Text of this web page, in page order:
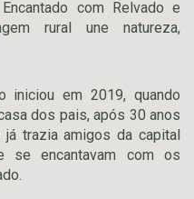
com Relvado e
rural une natureza,
iniciou em 2019, quando
dos pais, após 30 anos
já trazia amigos da capital
se encantavam com os